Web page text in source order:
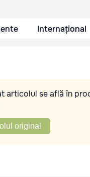
Internațional
articolul se află în
original